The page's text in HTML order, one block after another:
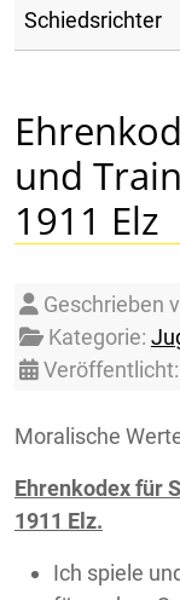
Schiedsrichter
und
1911 Elz
Details
Geschrieben
Kategorie:
Moralische
Ehrenkodex für
1911 Elz.
Ich spiele